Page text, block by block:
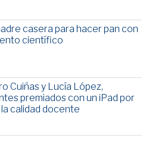
casera para hacer pan con
científico
Cuiñas y Lucía López,
premiados con un iPad por
calidad docente